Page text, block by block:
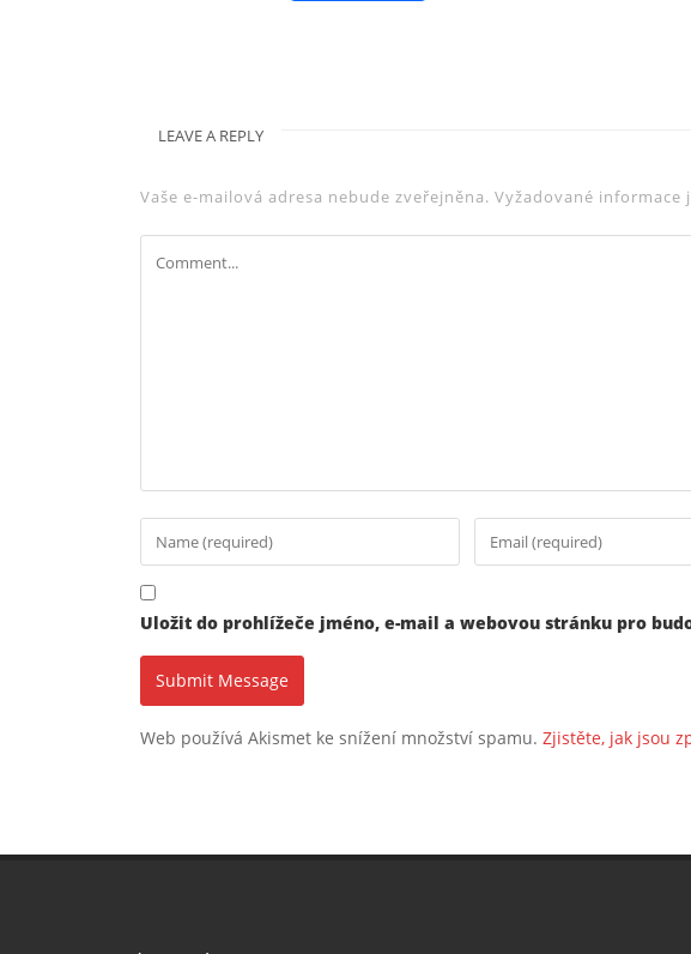
LEAVE A REPLY
Vaše e-mailová adresa nebude zveřejněna. Vyžadované informace
Uložit do prohlížeče jméno, e-mail a webovou stránku pro
Web používá Akismet ke snížení množství spamu. Zjistěte, jak jsou